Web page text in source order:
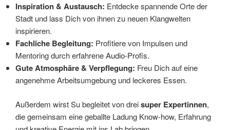
Inspiration & Austausch: Entdecke spannende Orte der
Stadt und lass Dich von ihnen zu neuen Klangwelten
inspirieren.
Fachliche Begleitung: Profitiere von Impulsen und
Mentoring durch erfahrene Audio-Profis.
Gute Atmosphäre & Verpflegung: Freu Dich auf eine
angenehme Arbeitsumgebung und leckeres Essen.
Außerdem wirst Su begleitet von dreisuper Expertinnen,
die gemeinsam eine geballte Ladung Know-how, Erfahrung